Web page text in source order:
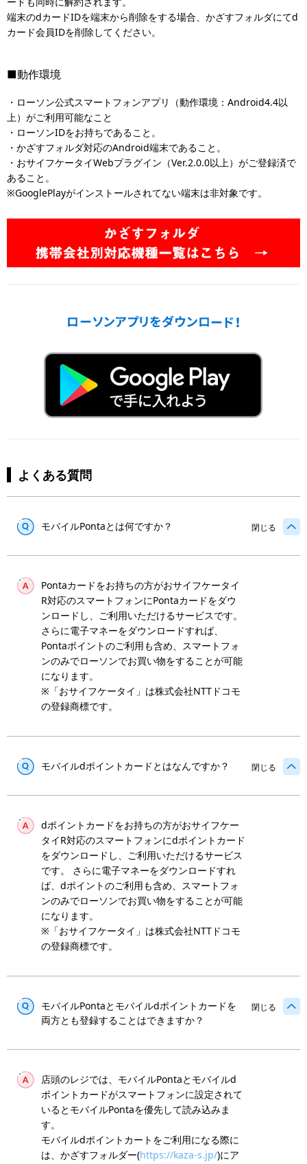
端末のdカードIDを端末から削除をする場合、かざすフォルダにてd
カード会員IDを削除してください。
■動作環境
・ローソン公式スマートフォンアプリ（動作環境：Android4.4以
上）がご利用可能なこと
・ローソンIDをお持ちであること。
・かざすフォルダ対応のAndroid端末であること。
・おサイフケータイWebプラグイン（Ver.2.0.0以上）がご登録済で
あること。
※GooglePlayがインストールされてない端末は非対象です。
よくある質問
モバイルPontaとは何ですか？ 閉じる
Pontaカードをお持ちの方がおサイフケータイ
R対応のスマートフォンにPontaカードをダウ
ンロードし、ご利用いただけるサービスです。
さらに電子マネーをダウンロードすれば、
Pontaポイントのご利用も含め、スマートフォ
ンのみでローソンでお買い物をすることが可能
になります。
※「おサイフケータイ」は株式会社NTTドコモ
の登録商標です。
モバイルdポイントカードとはなんですか？ 閉じる
dポイントカードをお持ちの方がおサイフケー
タイR対応のスマートフォンにdポイントカード
をダウンロードし、ご利用いただけるサービス
です。 さらに電子マネーをダウンロードすれ
ば、dポイントのご利用も含め、スマートフォ
ンのみでローソンでお買い物をすることが可能
になります。
※「おサイフケータイ」は株式会社NTTドコモ
の登録商標です。
モバイルPontaとモバイルdポイントカードを
両方とも登録することはできますか？
閉じる
店頭のレジでは、モバイルPontaとモバイルd
ポイントカードがスマートフォンに設定されて
いるとモバイルPontaを優先して読み込みま
す。
モバイルdポイントカートをご利用になる際に
は、かざすフォルダー(https://kaza-s.jp/)にア